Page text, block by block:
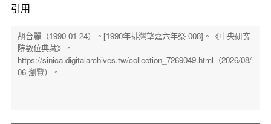
引用